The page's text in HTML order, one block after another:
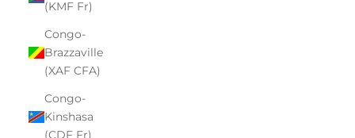
(KMF Fr)
Congo-
Brazzaville
(XAF CFA)
Congo-
Kinshasa
(CDF Fr)